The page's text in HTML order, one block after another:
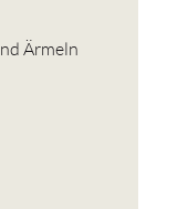
Ärmeln